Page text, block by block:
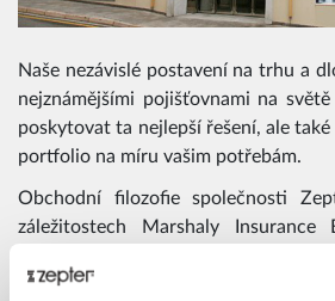
Naše nezávislé postavení na trhu a
nejznámějšími pojišťovnami na
poskytovat ta nejlepší řešení, ale
portfolio na míru vašim potřebám.
Obchodní filozofie společnosti
záležitostech Marshaly Insurance
jsou pro klienty vždy choulostivými